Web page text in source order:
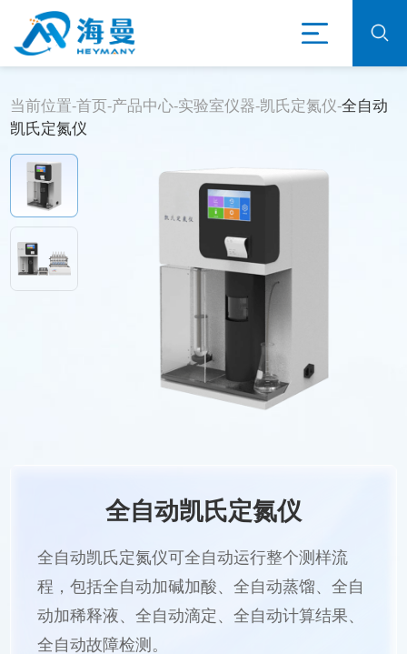
当前位置-首页-产品中心-实验室仪器-凯氏定氮仪-全自动
凯氏定氮仪
全自动凯氏定氮仪
全自动凯氏定氮仪可全自动运行整个测样流
程，包括全自动加碱加酸、全自动蒸馏、全自
动加稀释液、全自动滴定、全自动计算结果、
全自动故障检测。